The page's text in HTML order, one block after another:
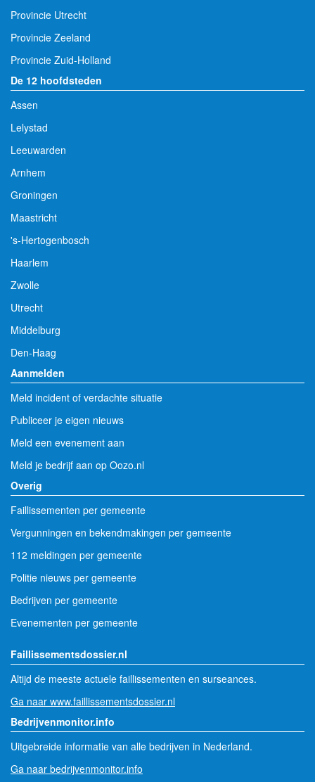
Provincie Utrecht
Provincie Zeeland
Provincie Zuid-Holland
De 12 hoofdsteden
Assen
Lelystad
Leeuwarden
Arnhem
Groningen
Maastricht
's-Hertogenbosch
Haarlem
Zwolle
Utrecht
Middelburg
Den-Haag
Aanmelden
Meld incident of verdachte situatie
Publiceer je eigen nieuws
Meld een evenement aan
Meld je bedrijf aan op Oozo.nl
Overig
Faillissementen per gemeente
Vergunningen en bekendmakingen per gemeente
112 meldingen per gemeente
Politie nieuws per gemeente
Bedrijven per gemeente
Evenementen per gemeente
Faillissementsdossier.nl
Altijd de meeste actuele faillissementen en surseances.
Ga naar www.faillissementsdossier.nl
Bedrijvenmonitor.info
Uitgebreide informatie van alle bedrijven in Nederland.
Ga naar bedrijvenmonitor.info